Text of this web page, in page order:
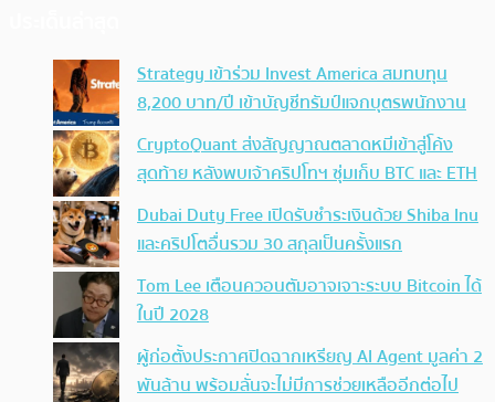
Strategy เข้าร่วม Invest America สมทบทุน
8,200 บาท/ปี เข้าบัญชีทรัมป์แจกบุตรพนักงาน
CryptoQuant ส่งสัญญาณตลาดหมีเข้าสู่โค้ง
สุดท้าย หลังพบเจ้าคริปโทฯ ซุ่มเก็บ BTC และ ETH
Dubai Duty Free เปิดรับชำระเงินด้วย Shiba Inu
และคริปโตอื่นรวม 30 สกุลเป็นครั้งแรก
Tom Lee เตือนควอนตัมอาจเจาะระบบ Bitcoin ได้
ในปี 2028
ผู้ก่อตั้งประกาศปิดฉากเหรียญ AI Agent มูลค่า 2
พันล้าน พร้อมลั่นจะไม่มีการช่วยเหลืออีกต่อไป